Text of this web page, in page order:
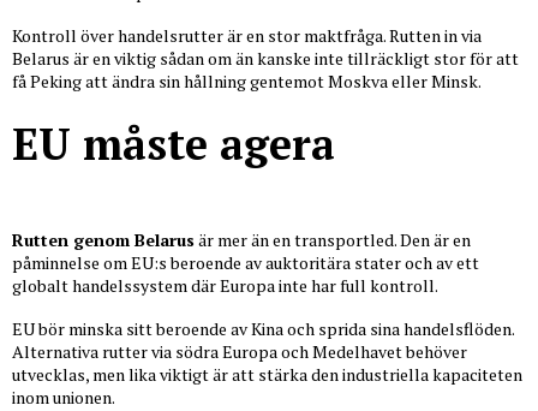
Kontroll över handelsrutter är en stor maktfråga. Rutten in via
Belarus är en viktig sådan om än kanske inte tillräckligt stor för att
få Peking att ändra sin hållning gentemot Moskva eller Minsk.
EU måste agera
Rutten genom Belarus är mer än en transportled. Den är en
påminnelse om EU:s beroende av auktoritära stater och av ett
globalt handelssystem där Europa inte har full kontroll.
EU bör minska sitt beroende av Kina och sprida sina handelsflöden.
Alternativa rutter via södra Europa och Medelhavet behöver
utvecklas, men lika viktigt är att stärka den industriella kapaciteten
inom unionen.